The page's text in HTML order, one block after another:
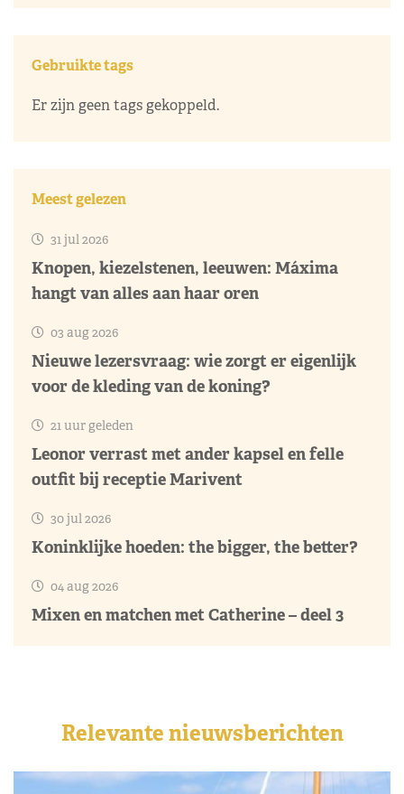
Gebruikte tags
Er zijn geen tags gekoppeld.
Meest gelezen
31 jul 2026
Knopen, kiezelstenen, leeuwen: Máxima
hangt van alles aan haar oren
03 aug 2026
Nieuwe lezersvraag: wie zorgt er eigenlijk
voor de kleding van de koning?
21 uur geleden
Leonor verrast met ander kapsel en felle
outfit bij receptie Marivent
30 jul 2026
Koninklijke hoeden: the bigger, the better?
04 aug 2026
Mixen en matchen met Catherine – deel 3
Relevante nieuwsberichten